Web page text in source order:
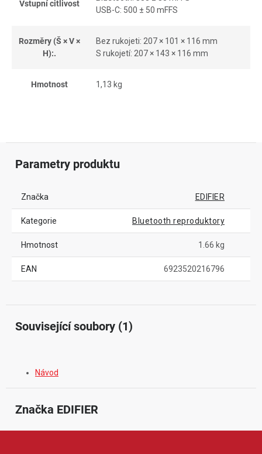
Vstupní citlivost
USB-C: 500 ± 50 mFFS
Rozměry (Š × V ×
H):.
Bez rukojeti: 207 × 101 × 116 mm
S rukojetí: 207 × 143 × 116 mm
Hmotnost 1,13 kg
Parametry produktu
Značka EDIFIER
Kategorie Bluetooth reproduktory
Hmotnost 1.66 kg
EAN 6923520216796
Související soubory (1)
Návod
Značka EDIFIER